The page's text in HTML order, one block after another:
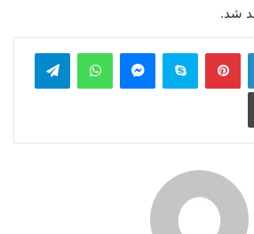
شد.
LinkedIn
Pinterest
Skype
Messenger
WhatsApp
Print